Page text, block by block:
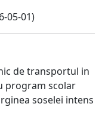
05-01)
de transportul in
program scolar
soselei intens